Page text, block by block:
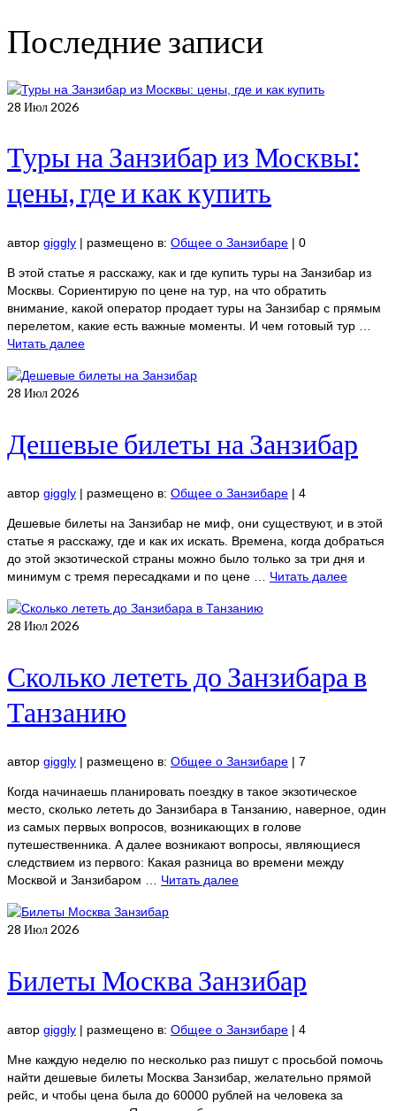
Последние записи
28 Июл 2026
Туры на Занзибар из Москвы:
цены, где и как купить
автор giggly | размещено в: Общее о Занзибаре | 0
В этой статье я расскажу, как и где купить туры на Занзибар из
Москвы. Сориентирую по цене на тур, на что обратить
внимание, какой оператор продает туры на Занзибар с прямым
перелетом, какие есть важные моменты. И чем готовый тур …
Читать далее
28 Июл 2026
Дешевые билеты на Занзибар
автор giggly | размещено в: Общее о Занзибаре | 4
Дешевые билеты на Занзибар не миф, они существуют, и в этой
статье я расскажу, где и как их искать. Времена, когда добраться
до этой экзотической страны можно было только за три дня и
минимум с тремя пересадками и по цене … Читать далее
28 Июл 2026
Сколько лететь до Занзибара в
Танзанию
автор giggly | размещено в: Общее о Занзибаре | 7
Когда начинаешь планировать поездку в такое экзотическое
место, сколько лететь до Занзибара в Танзанию, наверное, один
из самых первых вопросов, возникающих в голове
путешественника. А далее возникают вопросы, являющиеся
следствием из первого: Какая разница во времени между
Москвой и Занзибаром … Читать далее
28 Июл 2026
Билеты Москва Занзибар
автор giggly | размещено в: Общее о Занзибаре | 4
Мне каждую неделю по несколько раз пишут с просьбой помочь
найти дешевые билеты Москва Занзибар, желательно прямой
рейс, и чтобы цена была до 60000 рублей на человека за